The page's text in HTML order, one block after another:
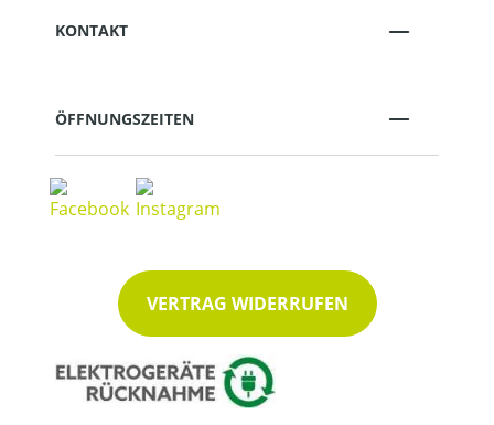
KONTAKT
ÖFFNUNGSZEITEN
VERTRAG WIDERRUFEN